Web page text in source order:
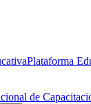
Plataforma